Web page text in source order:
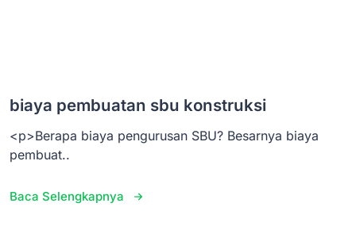
biaya pembuatan sbu konstruksi
<p>Berapa biaya pengurusan SBU? Besarnya biaya
pembuat..
Baca Selengkapnya